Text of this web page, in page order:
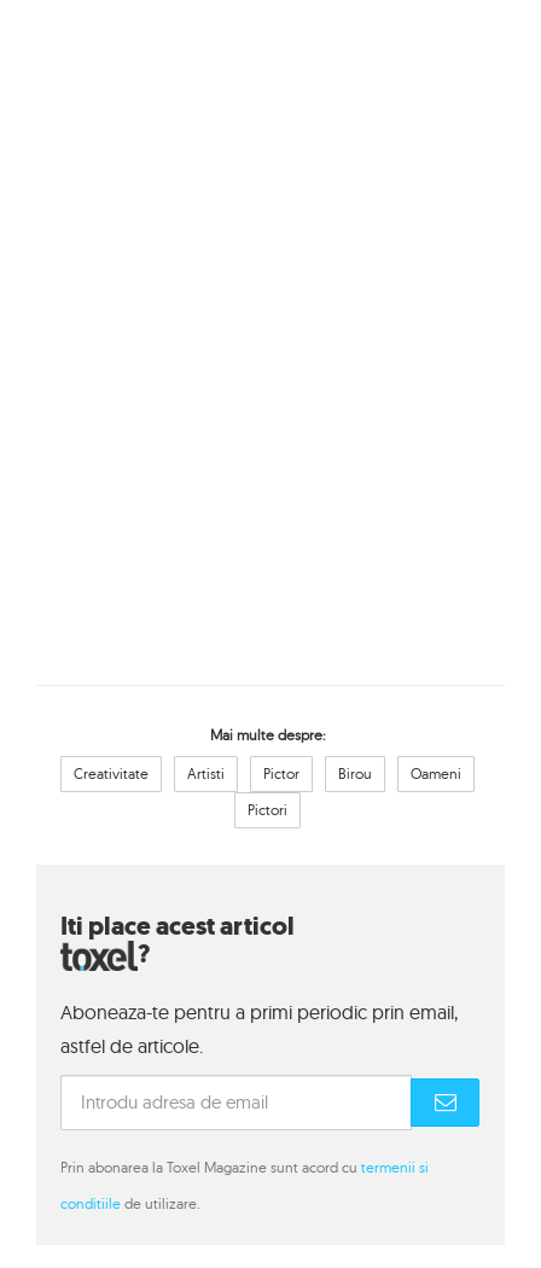
Mai multe despre:
Creativitate Artisti Pictor Birou
Oameni
Pictori
Iti place acest articol
?
Aboneaza-te pentru a primi periodic prin email,
astfel de articole.
Prin abonarea la Toxel Magazine sunt acord cu termenii si
conditiile de utilizare.